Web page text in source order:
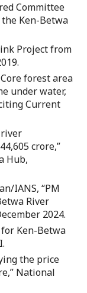
Committee
the Ken-Betwa
Project from
forest area
under water,
Current
river
crore,”
Hub,
IANS, “PM
River
2024.
Ken-Betwa
the price
National